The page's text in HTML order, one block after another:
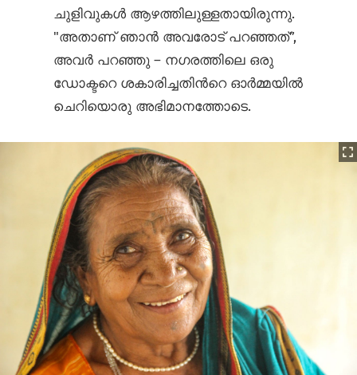
ചുളിവുകൾ ആഴത്തിലുള്ളതായിരുന്നു.
"അതാണ് ഞാൻ അവരോട് പറഞ്ഞത്”,
അവർ പറഞ്ഞു – നഗരത്തിലെ ഒരു
ഡോക്ടറെ ശകാരിച്ചതിന്‍റെ ഓർമ്മയിൽ
ചെറിയൊരു അഭിമാനത്തോടെ.